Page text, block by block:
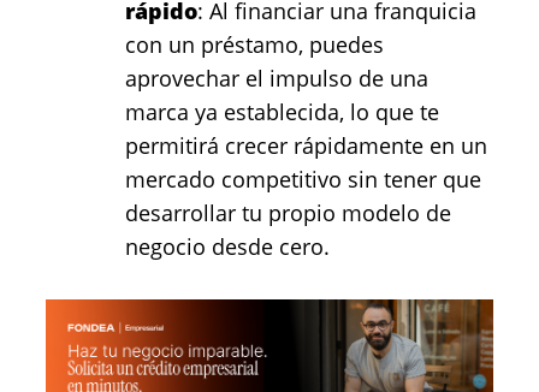
rápido: Al financiar una franquicia
con un préstamo, puedes
aprovechar el impulso de una
marca ya establecida, lo que te
permitirá crecer rápidamente en un
mercado competitivo sin tener que
desarrollar tu propio modelo de
negocio desde cero.